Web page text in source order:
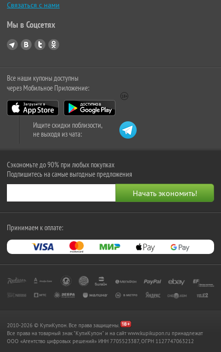
Связаться с нами
Мы в Соцсетях
Все наши купоны доступны
через Мобильное Приложение:
Ищите скидки поблизости,
не выходя из чата:
Сэкономьте до 90% при любых покупках
Подпишитесь на самые выгодные предложения
Принимаем к оплате:
2010-2026 © КупиКупон. Все права защищены.
Все права на товарный знак "КупиКупон" и на сайт www.kupikupon.ru принадлежат
OOO «Агентство цифровых решений» ИНН 7705523387, ОГРН 1127747063212